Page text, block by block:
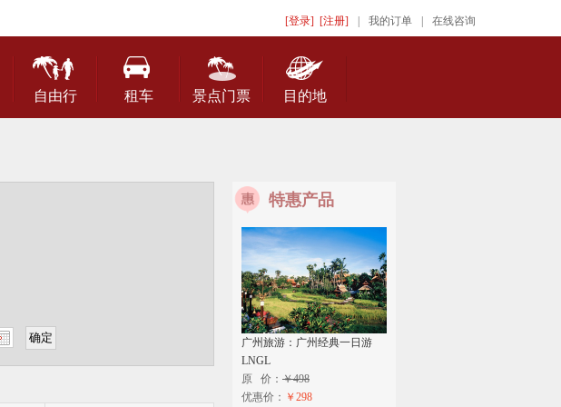
[登录] [注册] 我的订单 在线咨询
自由行 租车 景点门票 目的地
特惠产品
广州旅游：广州经典一日游
LNGL
原 价： ￥498
优惠价： ￥298